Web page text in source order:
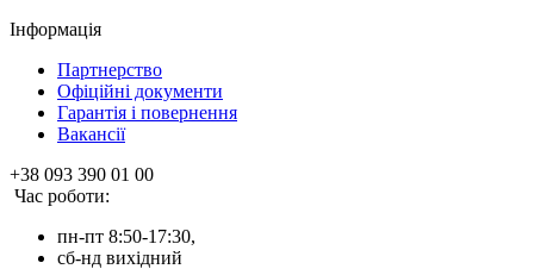
Інформація
Партнерство
Офіційні документи
Гарантія і повернення
Вакансії
+38 093 390 01 00
Час роботи:
пн-пт 8:50-17:30,
сб-нд вихідний